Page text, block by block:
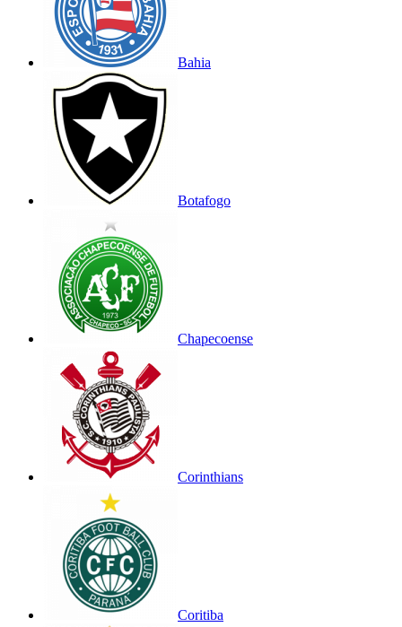
Bahia
Botafogo
Chapecoense
Corinthians
Coritiba